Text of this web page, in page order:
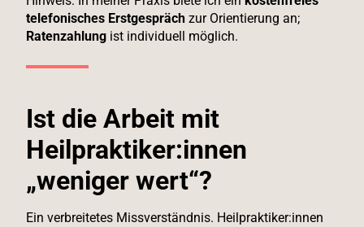
telefonisches Erstgespräch zur Orientierung an;
Ratenzahlung ist individuell möglich.
Ist die Arbeit mit
Heilpraktiker:innen
„weniger wert“?
Ein verbreitetes Missverständnis. Heilpraktiker:innen